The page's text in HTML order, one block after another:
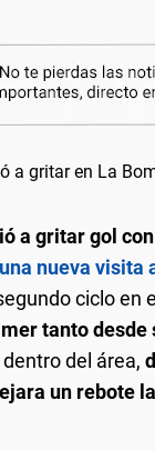
a gritar gol
una nueva visita
ciclo en
tanto desde
del área,
un rebote